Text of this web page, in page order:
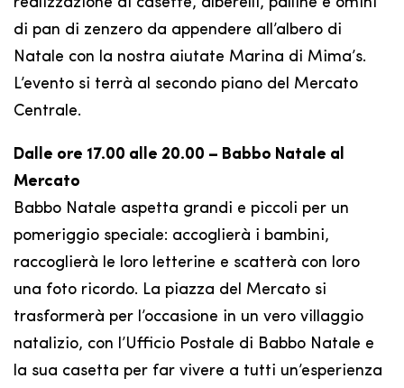
di pan di zenzero da appendere all’albero di
Natale con la nostra aiutate Marina di Mima’s.
L’evento si terrà al secondo piano del Mercato
Centrale.
Dalle ore 17.00 alle 20.00 – Babbo Natale al
Mercato
Babbo Natale aspetta grandi e piccoli per un
pomeriggio speciale: accoglierà i bambini,
raccoglierà le loro letterine e scatterà con loro
una foto ricordo. La piazza del Mercato si
trasformerà per l’occasione in un vero villaggio
natalizio, con l’Ufficio Postale di Babbo Natale e
la sua casetta per far vivere a tutti un’esperienza